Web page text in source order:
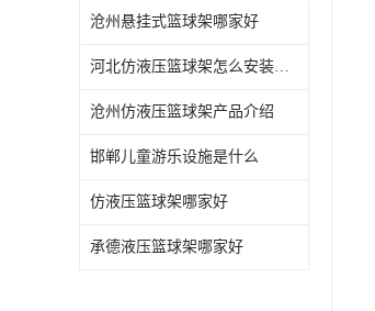
沧州悬挂式篮球架哪家好
河北仿液压篮球架怎么安装与维护
沧州仿液压篮球架产品介绍
邯郸儿童游乐设施是什么
仿液压篮球架哪家好
承德液压篮球架哪家好